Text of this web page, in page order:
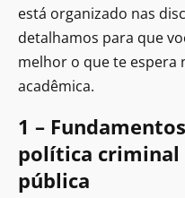
está organizado nas
detalhamos para que
melhor o que te espera
acadêmica.
1 –
política criminal
pública